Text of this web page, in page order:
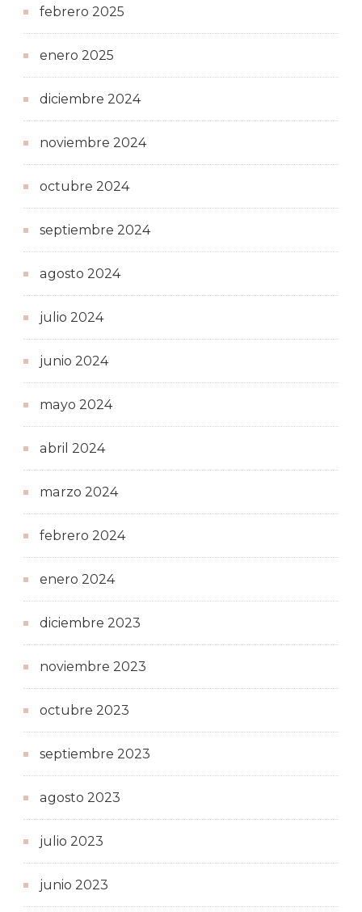
febrero 2025
enero 2025
diciembre 2024
noviembre 2024
octubre 2024
septiembre 2024
agosto 2024
julio 2024
junio 2024
mayo 2024
abril 2024
marzo 2024
febrero 2024
enero 2024
diciembre 2023
noviembre 2023
octubre 2023
septiembre 2023
agosto 2023
julio 2023
junio 2023